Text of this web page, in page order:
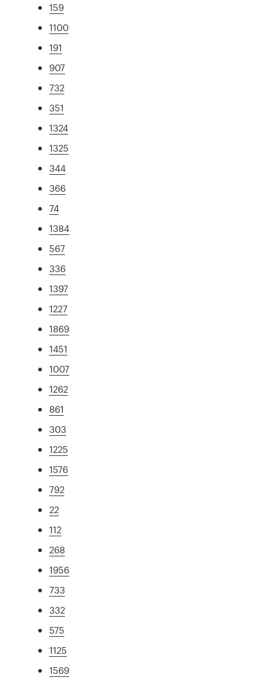
159
1100
191
907
732
351
1324
1325
344
366
74
1384
567
336
1397
1227
1869
1451
1007
1262
861
303
1225
1576
792
22
112
268
1956
733
332
575
1125
1569